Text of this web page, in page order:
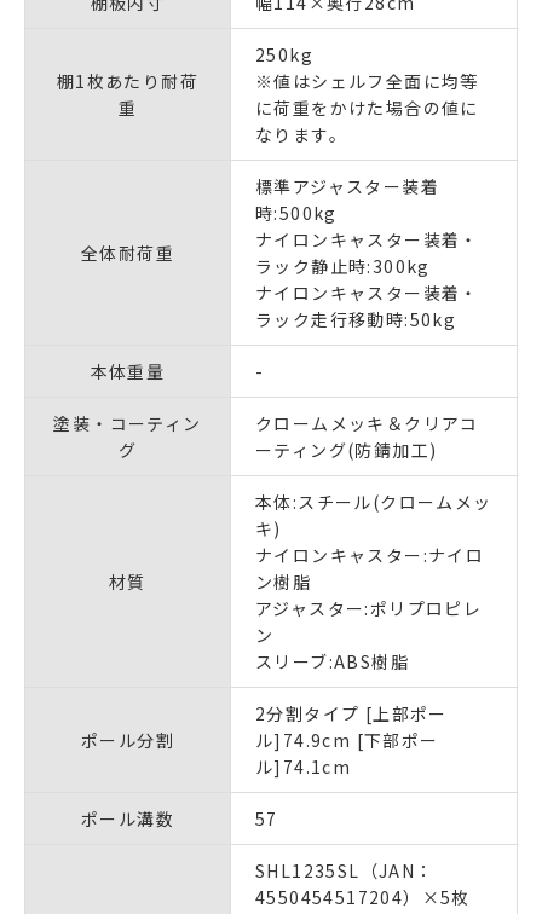
棚1枚あたり耐荷
重
250kg
※値はシェルフ全面に均等
に荷重をかけた場合の値に
なります。
全体耐荷重
標準アジャスター装着
時:500kg
ナイロンキャスター装着・
ラック静止時:300kg
ナイロンキャスター装着・
ラック走行移動時:50kg
本体重量 -
塗装・コーティン
グ
クロームメッキ＆クリアコ
ーティング(防錆加工)
材質
本体:スチール(クロームメッ
キ)
ナイロンキャスター:ナイロ
ン樹脂
アジャスター:ポリプロピレ
ン
スリーブ:ABS樹脂
ポール分割
2分割タイプ [上部ポー
ル]74.9cm [下部ポー
ル]74.1cm
ポール溝数 57
SHL1235SL（JAN：
4550454517204）×5枚